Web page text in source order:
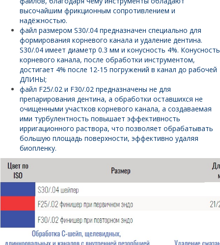
высочайшим фрикционным сопротивлением и
надёжностью.
файл размером S30/.04 предназначен специально для
формирования корневого канала и удаление дентина.
S30/.04 имеет диаметр 0.3 мм и конусность 4%. Конусность
корневого канала, после обработки инструментом,
достигает 4% после 12-15 погружений в канал до рабочей
ДЛИНЫ;
файл F25/.02 и F30/.02 предназначены не для
препарирования дентина, а обработки оставшихся не
очищенными участков корневого канала, а создаваемая
ими турбулентность повышает эффективность
ирригационного раствора, что позволяет обрабатывать
большую площадь поверхности, эффективно удаляя
биопленку.